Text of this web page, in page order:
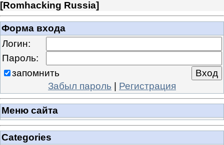
[Romhacking Russia]
Форма входа
Логин:
Пароль:
запомнить
Забыл пароль | Регистрация
Меню сайта
Categories